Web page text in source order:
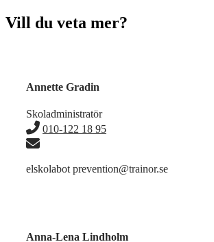
Vill du veta mer?
Annette Gradin
Skoladministratör
010-122 18 95
elskolabot prevention@trainor.se
Anna-Lena Lindholm